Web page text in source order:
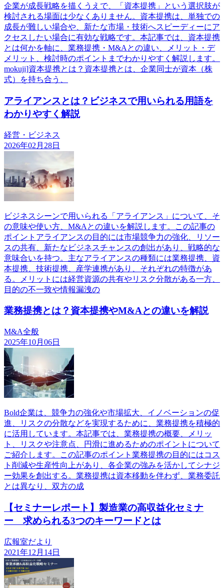
企業が成長戦略を描くうえで、「資本提携」という選択肢が
検討される場面は少なくありません。資本提携は、単独での
成長が難しい場合や、新たな市場・技術へスピーディーにア
クセスしたい場合に有効な戦略です。本記事では、資本提携
とは何かを軸に、業務提携・M&Aとの違い、メリット・デ
メリット、検討時のポイントまでわかりやすく解説します。
mokuji]資本提携とは？資本提携とは、企業同士が資本（株
式）を持ち合う、
アライアンスとは？ビジネスで用いられる用語を
わかりやすく解説
経営・ビジネス
2026年02月28日
ビジネスシーンで用いられる「アライアンス」について、そ
の意味や使い方、M&Aとの違いを解説します。この記事の
ポイントアライアンスの目的には市場競争力の強化、リソー
スの共有、新たなビジネスチャンスの創出があり、戦略的な
意味合いを持つ。主なアライアンスの種類には業務提携、資
本提携、技術提携、産学連携があり、それぞれの特徴があ
る。メリットには経営資源の共有やリスク分散がある一方、
目的の不一致や情報漏洩の
業務提携とは？資本提携やM&Aとの違いを解説
M&A全般
2025年10月06日
Bold企業は、競争力の強化や市場拡大、イノベーションの促
進、リスクの分散などを実現するために、業務提携を積極的
に活用しています。本記事では、業務提携の概要、メリッ
ト、リスクや注意点、円滑に進めるためのポイントについて
ご紹介します。この記事のポイント業務提携の目的にはコス
ト削減や生産性向上があり、各企業の強みを活かしてシナジ
ー効果を創出する。業務提携は資本移動を伴わず、業務委託
とは異なり、双方の成
【セミナーレポート】製造業の高収益化セミナ
ー 求められる3つのキーワードとは
広報室だより
2021年12月14日